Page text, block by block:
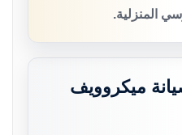
المنزلية.
ميكروويف